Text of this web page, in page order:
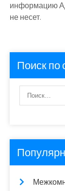
информацию
не несет.
Поиск по